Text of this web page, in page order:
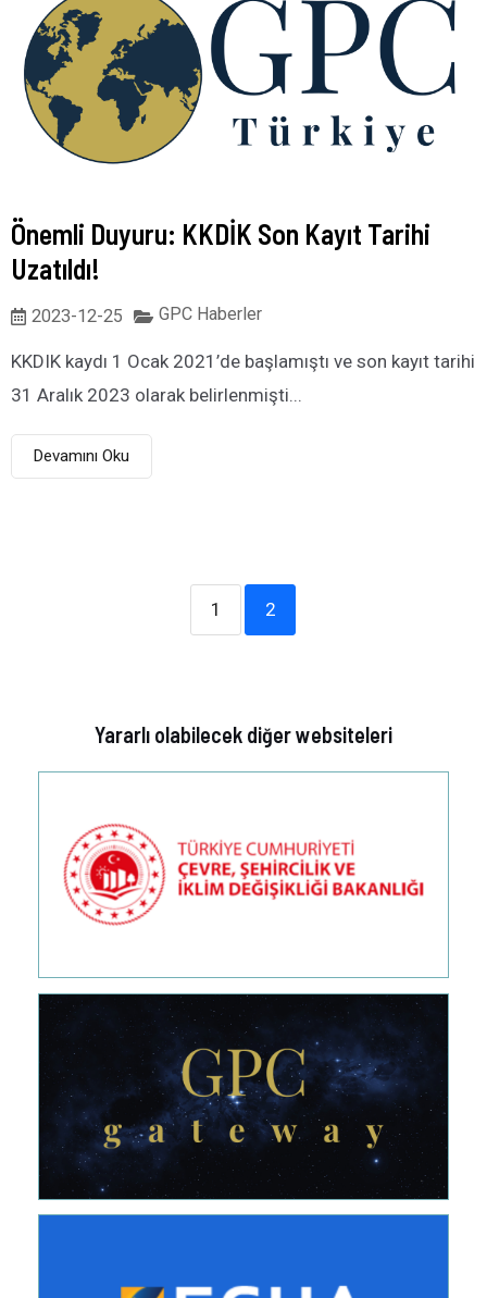
Önemli Duyuru: KKDİK Son Kayıt Tarihi
Uzatıldı!
2023-12-25 GPC Haberler
KKDIK kaydı 1 Ocak 2021’de başlamıştı ve son kayıt tarihi
31 Aralık 2023 olarak belirlenmişti...
Devamını Oku
1 2
Yararlı olabilecek diğer websiteleri